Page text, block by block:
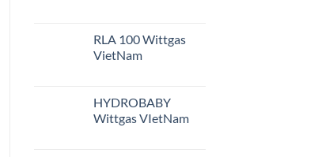
RLA 100 Wittgas
VietNam
HYDROBABY
Wittgas VIetNam